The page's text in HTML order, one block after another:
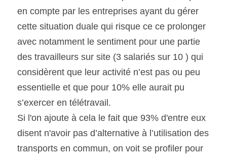
en compte par les entreprises ayant du gérer
cette situation duale qui risque ce ce prolonger
avec notamment le sentiment pour une partie
des travailleurs sur site (3 salariés sur 10 ) qui
considèrent que leur activité n’est pas ou peu
essentielle et que pour 10% elle aurait pu
s’exercer en télétravail.
Si l'on ajoute à cela le fait que 93% d'entre eux
disent n'avoir pas d’alternative à l’utilisation des
transports en commun, on voit se profiler pour